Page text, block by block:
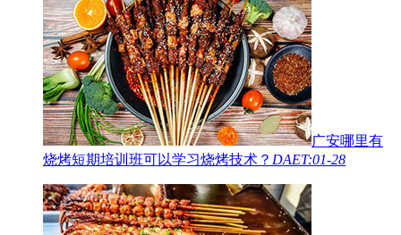
广安哪里有
烧烤短期培训班可以学习烧烤技术？ DAET:01-28